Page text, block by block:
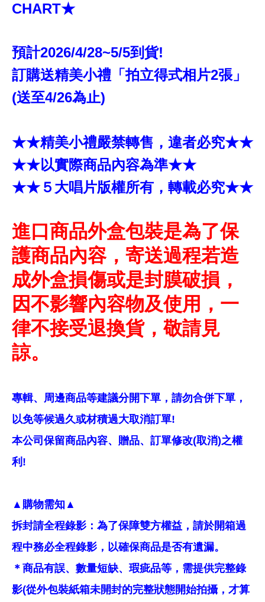
CHART★
預計2026/4/28~5/5到貨!
訂購送精美小禮「拍立得式相片2張」
(送至4/26為止)
★★精美小禮嚴禁轉售，違者必究★★
★★以實際商品內容為準★★
★★５大唱片版權所有，轉載必究★★
進口商品外盒包裝是為了保
護商品內容，寄送過程若造
成外盒損傷或是封膜破損，
因不影響內容物及使用，一
律不接受退換貨，敬請見
諒。
專輯、周邊商品等建議分開下單，請勿合併下單，
以免等候過久或材積過大取消訂單!
本公司保留商品內容、贈品、訂單修改(取消)之權
利!
▲購物需知▲
拆封請全程錄影：為了保障雙方權益，請於開箱過
程中務必全程錄影，以確保商品是否有遺漏。
＊商品有誤、數量短缺、瑕疵品等，需提供完整錄
影(從外包裝紙箱未開封的完整狀態開始拍攝，才算